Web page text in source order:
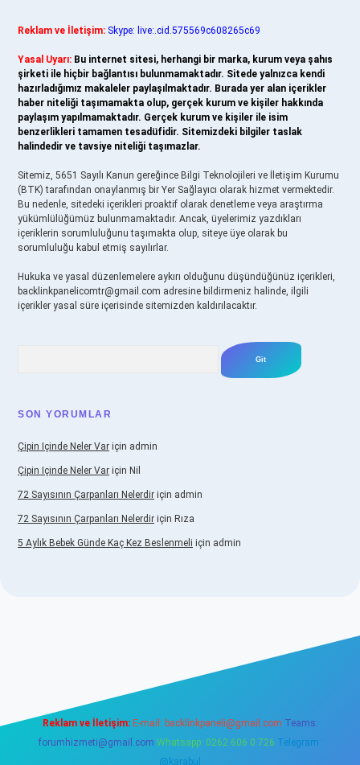
Reklam ve İletişim: Skype: live:.cid.575569c608265c69
Yasal Uyarı: Bu internet sitesi, herhangi bir marka, kurum veya şahıs
şirketi ile hiçbir bağlantısı bulunmamaktadır. Sitede yalnızca kendi
hazırladığımız makaleler paylaşılmaktadır. Burada yer alan içerikler
haber niteliği taşımamakta olup, gerçek kurum ve kişiler hakkında
paylaşım yapılmamaktadır. Gerçek kurum ve kişiler ile isim
benzerlikleri tamamen tesadüfidir. Sitemizdeki bilgiler taslak
halindedir ve tavsiye niteliği taşımazlar.
Sitemiz, 5651 Sayılı Kanun gereğince Bilgi Teknolojileri ve İletişim Kurumu
(BTK) tarafından onaylanmış bir Yer Sağlayıcı olarak hizmet vermektedir.
Bu nedenle, sitedeki içerikleri proaktif olarak denetleme veya araştırma
yükümlülüğümüz bulunmamaktadır. Ancak, üyelerimiz yazdıkları
içeriklerin sorumluluğunu taşımakta olup, siteye üye olarak bu
sorumluluğu kabul etmiş sayılırlar.
Hukuka ve yasal düzenlemelere aykırı olduğunu düşündüğünüz içerikleri,
backlinkpanelicomtr@gmail.com adresine bildirmeniz halinde, ilgili
içerikler yasal süre içerisinde sitemizden kaldırılacaktır.
SON YORUMLAR
Çipin Içinde Neler Var için admin
Çipin Içinde Neler Var için Nil
72 Sayısının Çarpanları Nelerdir için admin
72 Sayısının Çarpanları Nelerdir için Rıza
5 Aylık Bebek Günde Kaç Kez Beslenmeli için admin
Reklam ve İletişim: E-mail: backlinkpaneli@gmail.com Teams:
forumhizmeti@gmail.com Whatsapp: 0262 606 0 726 Telegram:
@karabul